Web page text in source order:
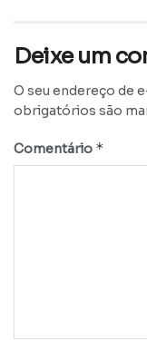
Deixe um
O seu endereço de
obrigatórios são
Comentário *